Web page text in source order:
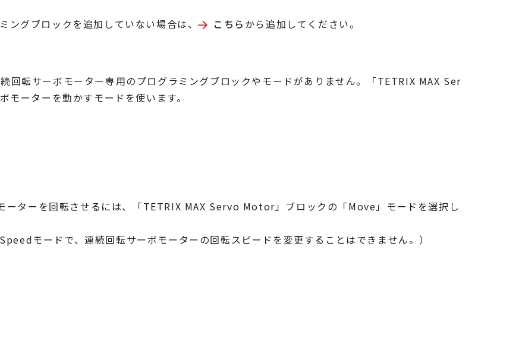
ングブロックを追加していない場合は、 こちら から追加してください。
回転サーボモーター専用のプログラミングブロックやモードがありません。「TETRIX MAX Ser
ーターを動かすモードを使います。
ーターを回転させるには、「TETRIX MAX Servo Motor」ブロックの「Move」モードを選択し
モードで、連続回転サーボモーターの回転スピードを変更することはできません。）